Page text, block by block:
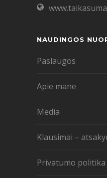
NAUDINGOS
Paslaugos
Apie mane
Media
Klausimai –
Privatumo politika